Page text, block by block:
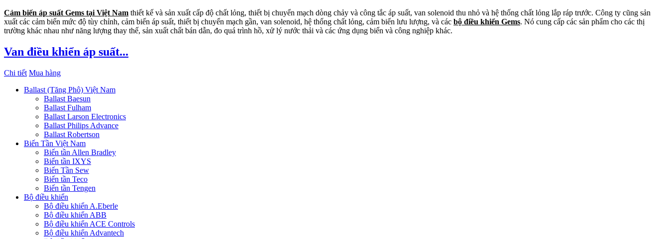
Cảm biến áp suất Gems tại Việt Nam thiết kế và sản xuất cấp độ chất lỏng, thiết bị chuyển mạch dòng chảy và công tắc áp suất, van solenoid thu nhỏ và hệ thống chất lỏng lắp ráp trước. Công ty cũng sản
xuất các cảm biến mức độ tùy chỉnh, cảm biến áp suất, thiết bị chuyển mạch gần, van solenoid, hệ thống chất lỏng, cảm biến lưu lượng, và các bộ điều khiển Gems. Nó cung cấp các sản phẩm cho các thị
trường khác nhau như năng lượng thay thế, sản xuất chất bán dẫn, đo quá trình hồ, xử lý nước thải và các ứng dụng biển và công nghiệp khác.
Van điều khiển áp suất...
Chi tiết Mua hàng
Ballast (Tăng Phô) Việt Nam
Ballast Baesun
Ballast Fulham
Ballast Larson Electronics
Ballast Philips Advance
Ballast Robertson
Biến Tần Việt Nam
Biến tần Allen Bradley
Biến tần IXYS
Biến Tần Sew
Biến tần Teco
Biến tần Tengen
Bộ điều khiển
Bộ điều khiển A.Eberle
Bộ điều khiển ABB
Bộ điều khiển ACE Controls
Bộ điều khiển Advantech